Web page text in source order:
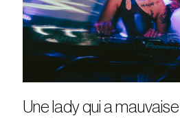
le sucre
Une lady qui a